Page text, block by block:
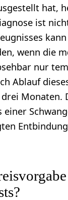
hat,
ist
wenn die
nur
Ablauf
Monaten.
einer